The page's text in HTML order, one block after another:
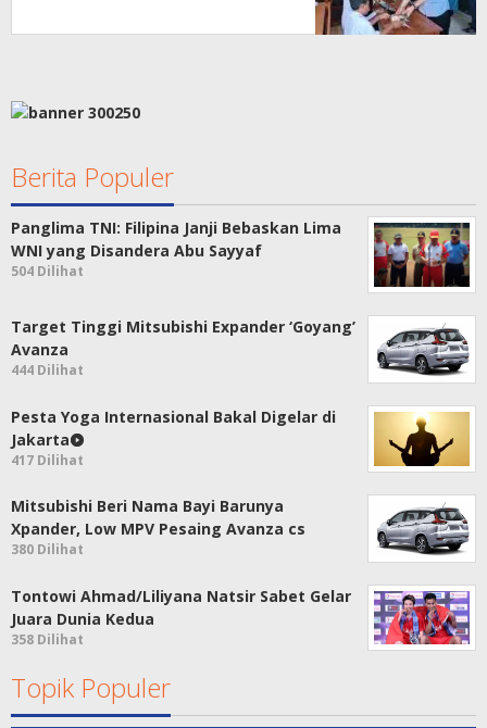
Berita Populer
Panglima TNI: Filipina Janji Bebaskan Lima
WNI yang Disandera Abu Sayyaf
504 Dilihat
Target Tinggi Mitsubishi Expander ‘Goyang’
Avanza
444 Dilihat
Pesta Yoga Internasional Bakal Digelar di
Jakarta
417 Dilihat
Mitsubishi Beri Nama Bayi Barunya
Xpander, Low MPV Pesaing Avanza cs
380 Dilihat
Tontowi Ahmad/Liliyana Natsir Sabet Gelar
Juara Dunia Kedua
358 Dilihat
Topik Populer